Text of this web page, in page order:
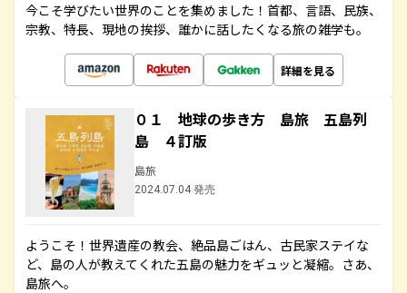
今こそ学びたい世界のことを集めました！首都、言語、民族、
宗教、特長、現地の挨拶、誰かに話したくなる旅の雑学も。
詳細を見る
０１ 地球の歩き方 島旅 五島列
島 ４訂版
島旅
2024.07.04 発売
ようこそ！世界遺産の教会、絶品島ごはん、古民家ステイな
ど、島の人が教えてくれた五島の魅力をギュッと凝縮。さあ、
島旅へ。